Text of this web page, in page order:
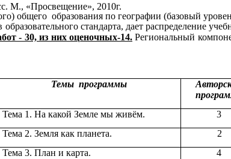
М., «Просвещение», 2010г.
общего образования по географии (базовый
стандарта, дает распределение
- 30, из них оценочных-14.Региональный
Темы программы
Тема 1. На какой Земле мы живём. 3
Тема 2. Земля как планета. 2
Тема 3. План и карта. 4